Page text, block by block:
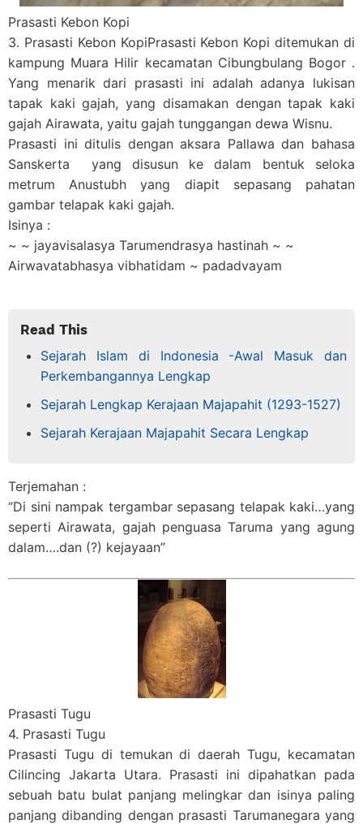
Prasasti Kebon Kopi
3. Prasasti Kebon KopiPrasasti Kebon Kopi ditemukan di
kampung Muara Hilir kecamatan Cibungbulang Bogor .
Yang menarik dari prasasti ini adalah adanya lukisan
tapak kaki gajah, yang disamakan dengan tapak kaki
gajah Airawata, yaitu gajah tunggangan dewa Wisnu.
Prasasti ini ditulis dengan aksara Pallawa dan bahasa
Sanskerta yang disusun ke dalam bentuk seloka
metrum Anustubh yang diapit sepasang pahatan
gambar telapak kaki gajah.
Isinya :
~ ~ jayavisalasya Tarumendrasya hastinah ~ ~
Airwavatabhasya vibhatidam ~ padadvayam
Read This
Sejarah Islam di Indonesia -Awal Masuk dan
Perkembangannya Lengkap
Sejarah Lengkap Kerajaan Majapahit (1293-1527)
Sejarah Kerajaan Majapahit Secara Lengkap
Terjemahan :
“Di sini nampak tergambar sepasang telapak kaki…yang
seperti Airawata, gajah penguasa Taruma yang agung
dalam….dan (?) kejayaan”
Prasasti Tugu
4. Prasasti Tugu
Prasasti Tugu di temukan di daerah Tugu, kecamatan
Cilincing Jakarta Utara. Prasasti ini dipahatkan pada
sebuah batu bulat panjang melingkar dan isinya paling
panjang dibanding dengan prasasti Tarumanegara yang